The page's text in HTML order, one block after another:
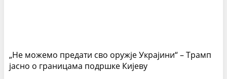
„Не можемо предати сво оружје Украјини“ – Трамп
јасно о границама подршке Кијеву